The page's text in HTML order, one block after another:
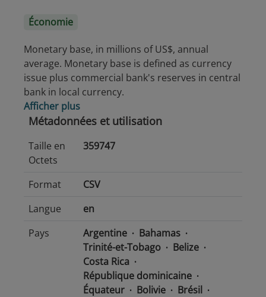
Économie
Monetary base, in millions of US$, annual
average. Monetary base is defined as currency
issue plus commercial bank's reserves in central
bank in local currency.
Afficher plus
Métadonnées et utilisation
Taille en
Octets
359747
Format
CSV
Langue
en
Pays
Argentine
Bahamas
Trinité-et-Tobago
Belize
Costa Rica
République dominicaine
Équateur
Bolivie
Brésil